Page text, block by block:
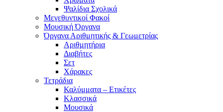
Ψαλίδια Σχολικά
Μεγεθυντικοί Φακοί
Μουσική Όργανα
Όργανα Αριθμητικής & Γεωμετρίας
Αριθμητήρια
Διαβήτες
Σετ
Χάρακες
Τετράδια
Καλύμματα – Ετικέτες
Κλασσικά
Μουσικά